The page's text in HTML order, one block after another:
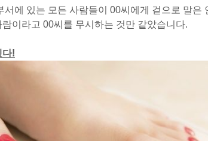
서에 있는 모든 사람들이 00씨에게 겉으로 말은
이라고 00씨를 무시하는 것만 같았습니다.
다!